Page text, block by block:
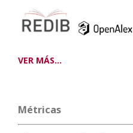
VER MÁS...
Métricas